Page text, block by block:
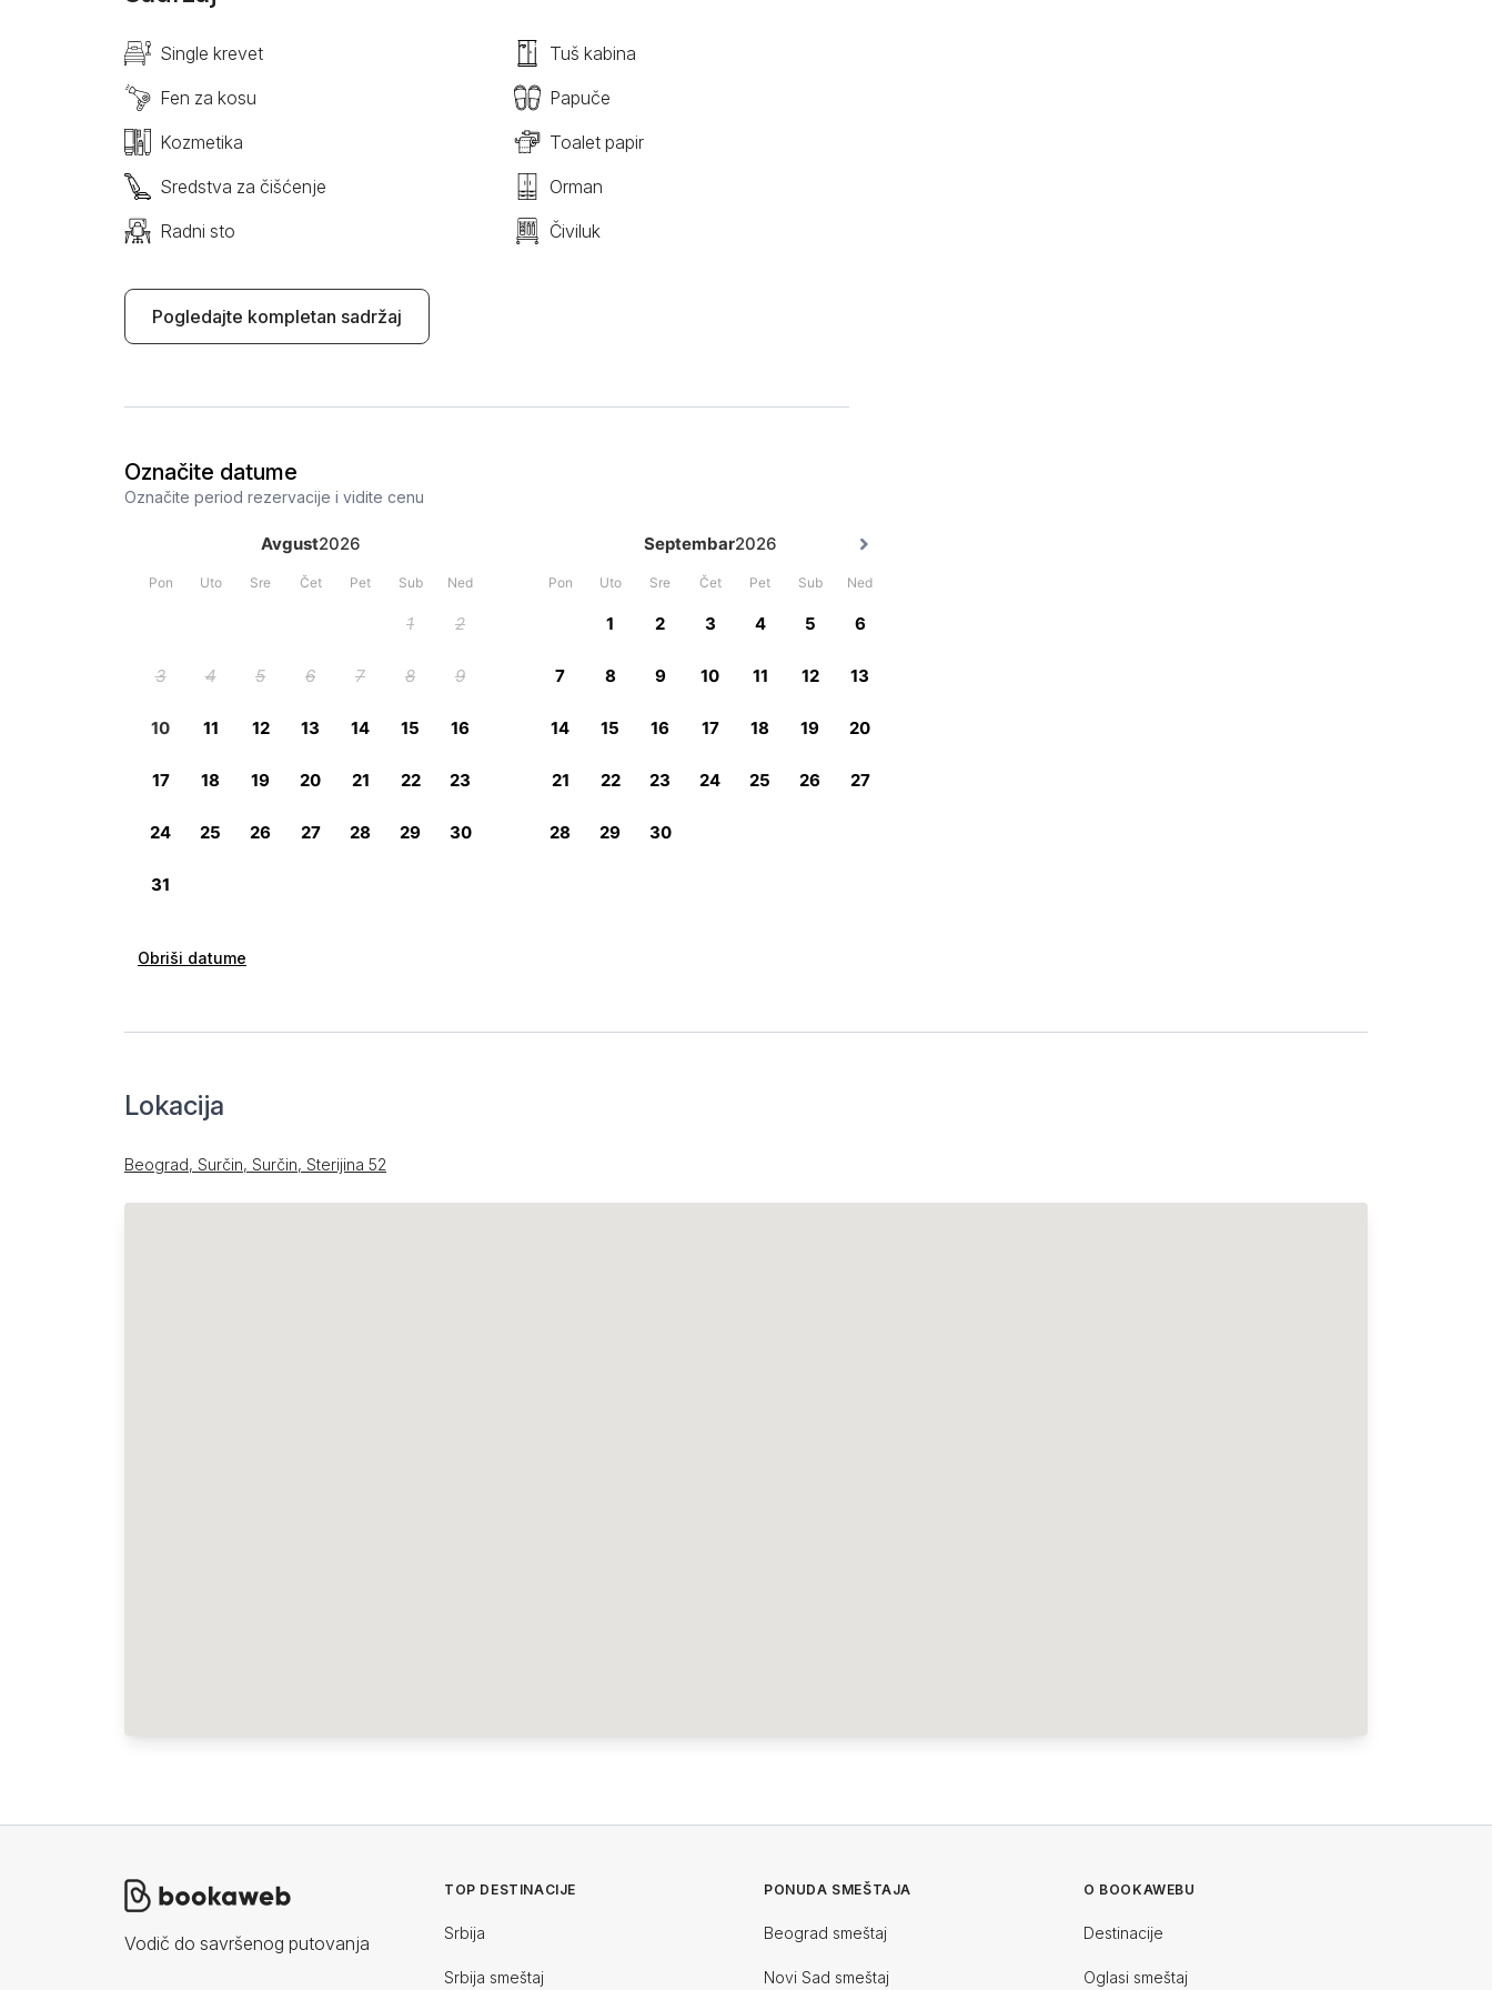
Single krevet
Tuš kabina
Fen za kosu
Papuče
Kozmetika
Toalet papir
Sredstva za čišćenje
Orman
Radni sto
Čiviluk
Pogledajte kompletan sadržaj
Označite datume
Označite period rezervacije i vidite cenu
Obriši datume
Lokacija
Beograd, Surčin, Surčin, Sterijina 52
Vodič do savršenog putovanja
TOP DESTINACIJE
Srbija
Srbija smeštaj
PONUDA SMEŠTAJA
Beograd smeštaj
Novi Sad smeštaj
O BOOKAWEBU
Destinacije
Oglasi smeštaj